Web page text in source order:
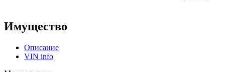
Имущество
Описание
VIN info